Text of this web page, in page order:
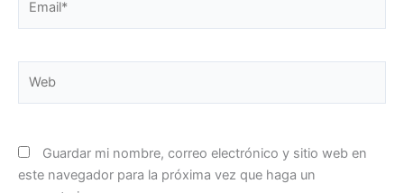
Guardar mi nombre, correo electrónico y sitio web en
este navegador para la próxima vez que haga un